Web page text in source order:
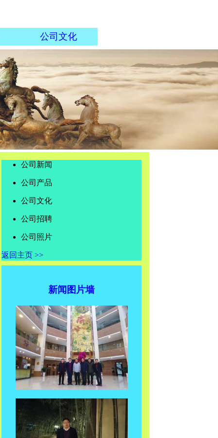
公司文化
公司新闻
公司产品
公司文化
公司招聘
公司照片
返回主页 >>
新闻图片墙